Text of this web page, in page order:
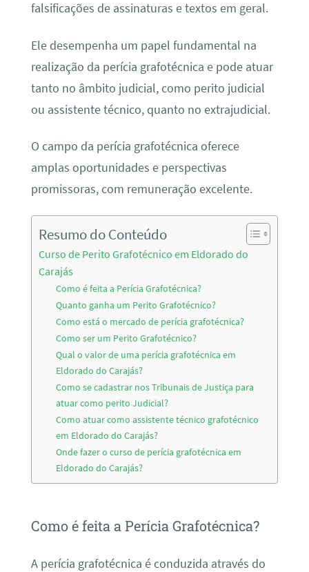
falsificações de assinaturas e textos em geral.
Ele desempenha um papel fundamental na
realização da perícia grafotécnica e pode atuar
tanto no âmbito judicial, como perito judicial
ou assistente técnico, quanto no extrajudicial.
O campo da perícia grafotécnica oferece
amplas oportunidades e perspectivas
promissoras, com remuneração excelente.
Resumo do Conteúdo
Curso de Perito Grafotécnico em Eldorado do
Carajás
Como é feita a Perícia Grafotécnica?
Quanto ganha um Perito Grafotécnico?
Como está o mercado de perícia grafotécnica?
Como ser um Perito Grafotécnico?
Qual o valor de uma perícia grafotécnica em
Eldorado do Carajás?
Como se cadastrar nos Tribunais de Justiça para
atuar como perito Judicial?
Como atuar como assistente técnico grafotécnico
em Eldorado do Carajás?
Onde fazer o curso de perícia grafotécnica em
Eldorado do Carajás?
Como é feita a Perícia Grafotécnica?
A perícia grafotécnica é conduzida através do